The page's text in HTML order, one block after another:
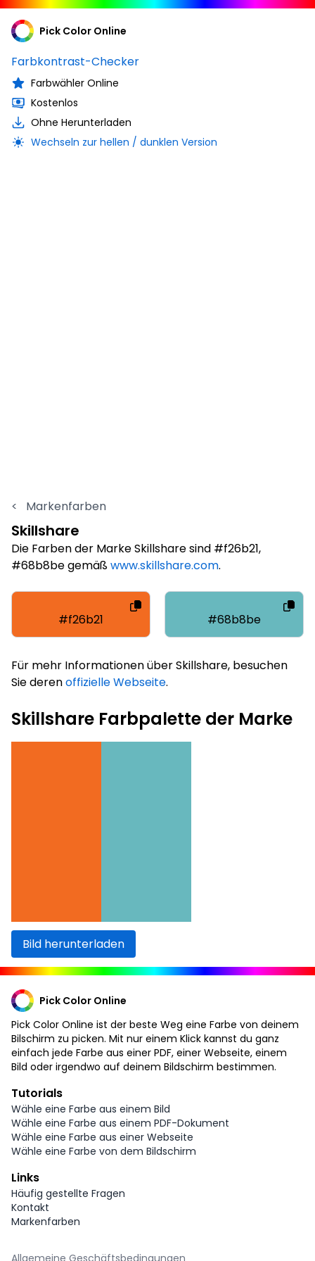
Pick Color Online
Farbkontrast-Checker
Farbwähler Online
Kostenlos
Ohne Herunterladen
Wechseln zur hellen / dunklen Version
< Markenfarben
Skillshare
Die Farben der Marke Skillshare sind #f26b21,
#68b8be gemäßwww.skillshare.com.
#f26b21 #68b8be
Für mehr Informationen über Skillshare, besuchen
Sie derenoffizielle Webseite.
Skillshare Farbpalette der Marke
Bild herunterladen
Pick Color Online
Pick Color Online ist der beste Weg eine Farbe von deinem
Bilschirm zu picken. Mit nur einem Klick kannst du ganz
einfach jede Farbe aus einer PDF, einer Webseite, einem
Bild oder irgendwo auf deinem Bildschirm bestimmen.
Tutorials
Wähle eine Farbe aus einem Bild
Wähle eine Farbe aus einem PDF-Dokument
Wähle eine Farbe aus einer Webseite
Wähle eine Farbe von dem Bildschirm
Links
Häufig gestellte Fragen
Kontakt
Markenfarben
Allgemeine Geschäftsbedingungen